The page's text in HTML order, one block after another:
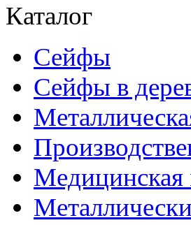
Каталог
Сейфы
Сейфы в
Медицинская